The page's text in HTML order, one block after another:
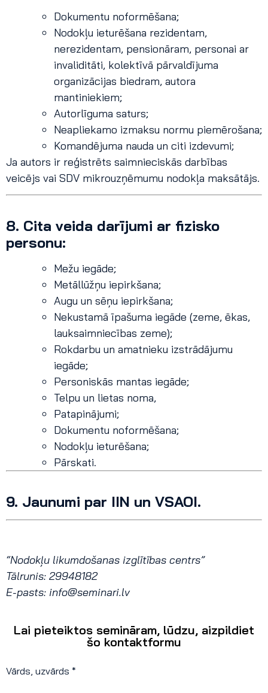
Dokumentu noformēšana;
Nodokļu ieturēšana rezidentam,
nerezidentam, pensionāram, personai ar
invaliditāti, kolektīvā pārvaldījuma
organizācijas biedram, autora
mantiniekiem;
Autorlīguma saturs;
Neapliekamo izmaksu normu piemērošana;
Komandējuma nauda un citi izdevumi;
Ja autors ir reģistrēts saimnieciskās darbības
veicējs vai SDV mikrouzņēmumu nodokļa maksātājs.
8. Cita veida darījumi ar fizisko
personu:
Mežu iegāde;
Metāllūžņu iepirkšana;
Augu un sēņu iepirkšana;
Nekustamā īpašuma iegāde (zeme, ēkas,
lauksaimniecības zeme);
Rokdarbu un amatnieku izstrādājumu
iegāde;
Personiskās mantas iegāde;
Telpu un lietas noma,
Patapinājumi;
Dokumentu noformēšana;
Nodokļu ieturēšana;
Pārskati.
9. Jaunumi par IIN un VSAOI.
“Nodokļu likumdošanas izglītības centrs”
Tālrunis: 29948182
E-pasts: info@seminari.lv
Lai pieteiktos semināram, lūdzu, aizpildiet
šo kontaktformu
Vārds, uzvārds *